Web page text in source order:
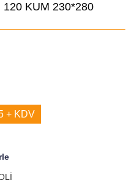
120 KUM 230*280
+ KDV